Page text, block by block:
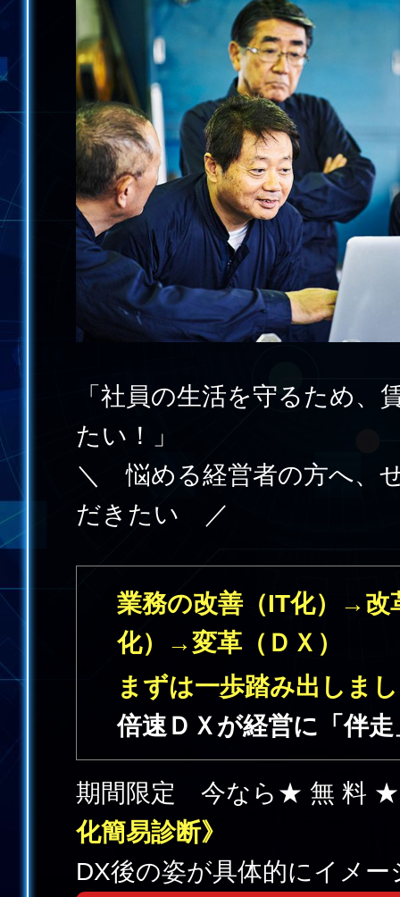
「社員の生活を守るため、
たい！」
＼ 悩める経営者の方へ、
だきたい ／
業務の改善（IT化）→改
化）→変革（ＤＸ）
まずは一歩踏み出しま
倍速ＤＸが経営に「伴
期間限定 今なら★ 無 料 ★
化簡易診断》
DX後の姿が具体的にイメ